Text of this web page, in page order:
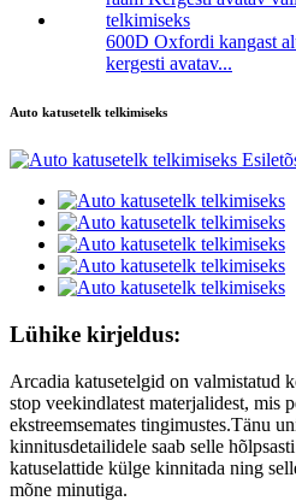
600D Oxfordi kangast
kergesti avatav...
Auto katusetelk telkimiseks
Lühike kirjeldus:
Arcadia katusetelgid on valmistatud
stop veekindlatest materjalidest, mis
ekstreemsemates tingimustes.Tänu
kinnitusdetailidele saab selle
katuselattide külge kinnitada ning
mõne minutiga.